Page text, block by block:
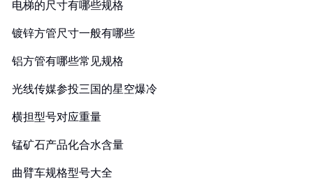
电梯的尺寸有哪些规格
镀锌方管尺寸一般有哪些
铝方管有哪些常见规格
光线传媒参投三国的星空爆冷
横担型号对应重量
锰矿石产品化合水含量
曲臂车规格型号大全